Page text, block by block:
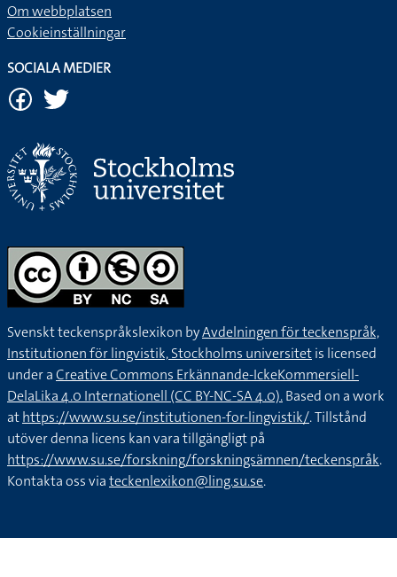
Om webbplatsen
Cookieinställningar
SOCIALA MEDIER
Svenskt teckenspråkslexikon byAvdelningen för teckenspråk,
Institutionen för lingvistik, Stockholms universitetis licensed
under aCreative Commons Erkännande-IckeKommersiell-
DelaLika 4.0 Internationell (CC BY-NC-SA 4.0).Based on a work
athttps://www.su.se/institutionen-for-lingvistik/. Tillstånd
utöver denna licens kan vara tillgängligt på
https://www.su.se/forskning/forskningsämnen/teckenspråk.
Kontakta oss viateckenlexikon@ling.su.se.